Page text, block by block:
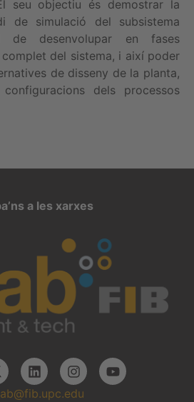
seu objectiu és demostrar la
de simulació del subsistema
de desenvolupar en fases
del sistema, i així poder
de disseny de la planta,
dels processos
a les xarxes